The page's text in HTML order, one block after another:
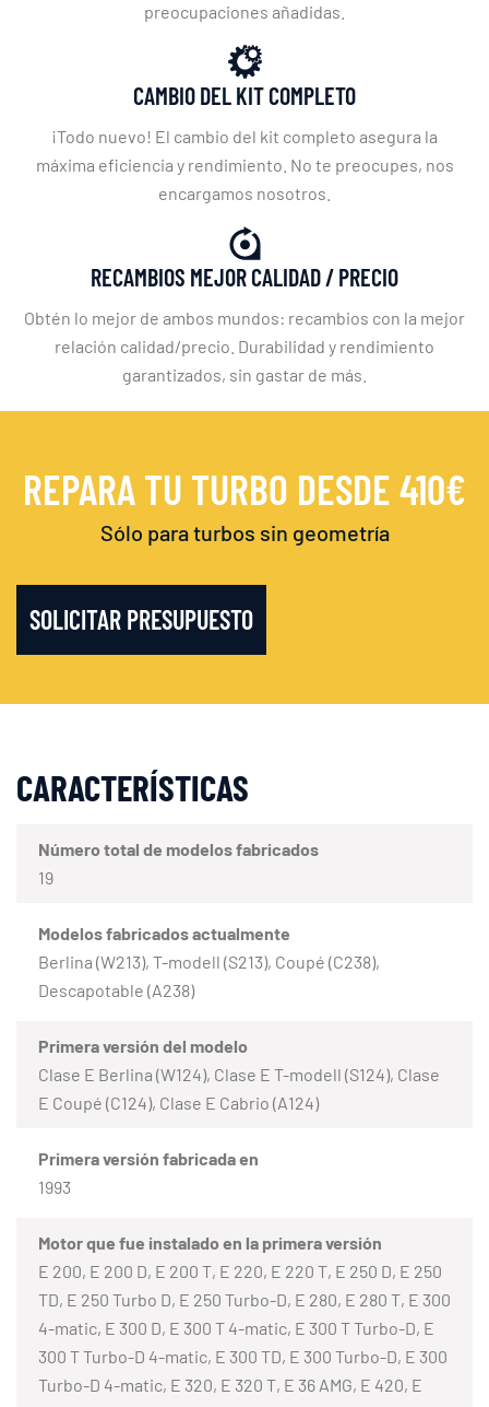
preocupaciones añadidas.
CAMBIO DEL KIT COMPLETO
¡Todo nuevo! El cambio del kit completo asegura la
máxima eficiencia y rendimiento. No te preocupes, nos
encargamos nosotros.
RECAMBIOS MEJOR CALIDAD / PRECIO
Obtén lo mejor de ambos mundos: recambios con la mejor
relación calidad/precio. Durabilidad y rendimiento
garantizados, sin gastar de más.
REPARA TU TURBO DESDE 410€
Sólo para turbos sin geometría
SOLICITAR PRESUPUESTO
CARACTERÍSTICAS
Número total de modelos fabricados
19
Modelos fabricados actualmente
Berlina (W213), T-modell (S213), Coupé (C238),
Descapotable (A238)
Primera versión del modelo
Clase E Berlina (W124), Clase E T-modell (S124), Clase
E Coupé (C124), Clase E Cabrio (A124)
Primera versión fabricada en
1993
Motor que fue instalado en la primera versión
E 200, E 200 D, E 200 T, E 220, E 220 T, E 250 D, E 250
TD, E 250 Turbo D, E 250 Turbo-D, E 280, E 280 T, E 300
4-matic, E 300 D, E 300 T 4-matic, E 300 T Turbo-D, E
300 T Turbo-D 4-matic, E 300 TD, E 300 Turbo-D, E 300
Turbo-D 4-matic, E 320, E 320 T, E 36 AMG, E 420, E